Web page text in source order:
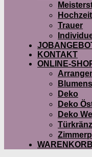
Trauer
KONTAKT
ONLINE-
Deko
Deko
Deko
WARENKORB